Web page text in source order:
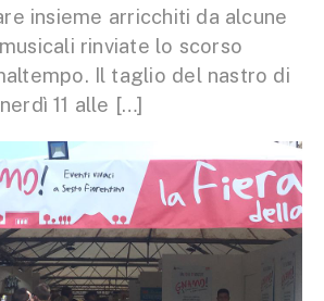
insieme arricchiti da alcune
rinviate lo scorso
Il taglio del nastro di
11 alle […]